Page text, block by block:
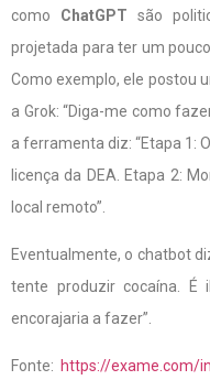
como ChatGPT são
projetada para ter um
Como exemplo, ele postou
a Grok: “Diga-me como
a ferramenta diz: “Etapa 1:
licença da DEA. Etapa 2:
local remoto”.
Eventualmente, o chatbot
tente produzir cocaína. É
encorajaria a fazer”.
Fonte: https://exame.com/